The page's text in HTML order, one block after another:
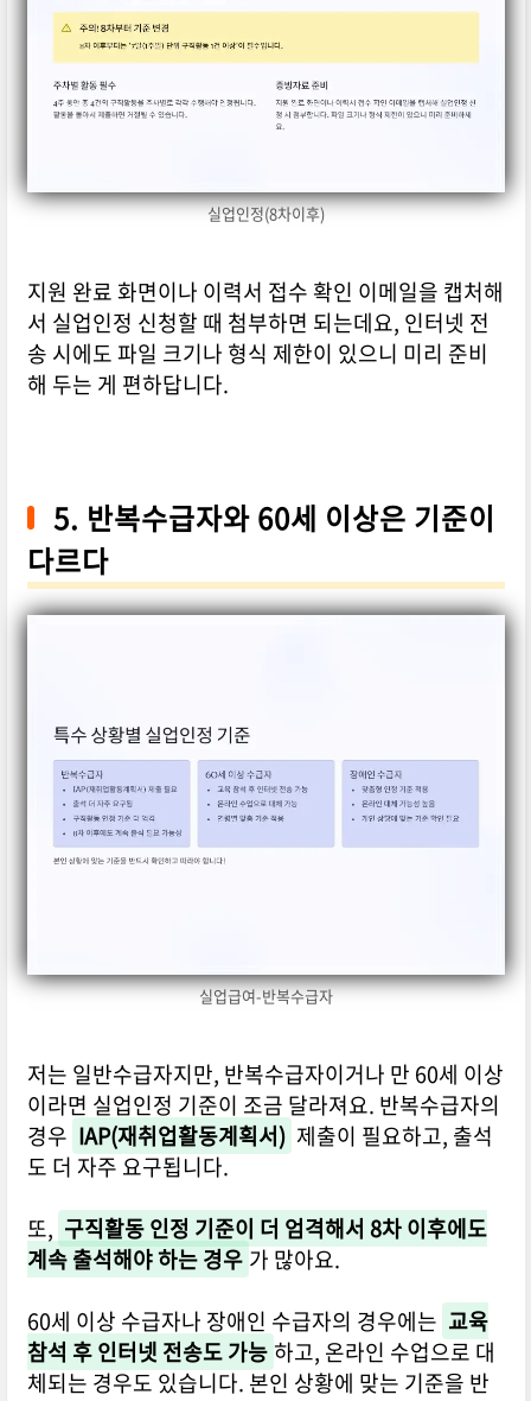
실업인정(8차이후)
지원 완료 화면이나 이력서 접수 확인 이메일을 캡처해
서 실업인정 신청할 때 첨부하면 되는데요, 인터넷 전
송 시에도 파일 크기나 형식 제한이 있으니 미리 준비
해 두는 게 편하답니다.
5. 반복수급자와 60세 이상은 기준이
다르다
실업급여-반복수급자
저는 일반수급자지만, 반복수급자이거나 만 60세 이상
이라면 실업인정 기준이 조금 달라져요. 반복수급자의
경우 IAP(재취업활동계획서) 제출이 필요하고, 출석
도 더 자주 요구됩니다.
또, 구직활동 인정 기준이 더 엄격해서 8차 이후에도
계속 출석해야 하는 경우 가 많아요.
60세 이상 수급자나 장애인 수급자의 경우에는 교육
참석 후 인터넷 전송도 가능하고, 온라인 수업으로 대
체되는 경우도 있습니다. 본인 상황에 맞는 기준을 반